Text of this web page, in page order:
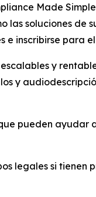
Made
las soluciones de
inscribirse para
y
y
pueden ayudar
legales si tienen